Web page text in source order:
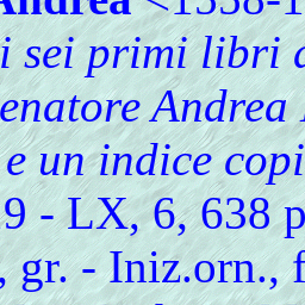
sei primi libri
un indice
- LX, 6, 638
gr. - Iniz.orn.,